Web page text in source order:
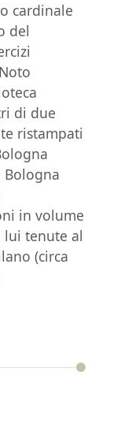
cardinale
del
di due
ristampati
Bologna
in volume
lui tenute al
(circa